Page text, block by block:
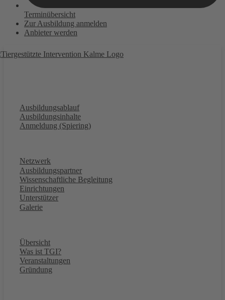
Terminübersicht
Zur Ausbildung anmelden
Anbieter werden
Ausbildungsablauf
Ausbildungsinhalte
Anmeldung (Spiering)
Netzwerk
Ausbildungspartner
Wissenschaftliche Begleitung
Einrichtungen
Unterstützer
Galerie
Übersicht
Was ist TGI?
Veranstaltungen
Gründung